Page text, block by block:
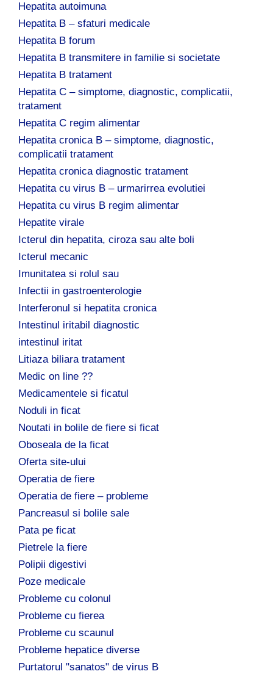
Hepatita autoimuna
Hepatita B – sfaturi medicale
Hepatita B forum
Hepatita B transmitere in familie si societate
Hepatita B tratament
Hepatita C – simptome, diagnostic, complicatii,
tratament
Hepatita C regim alimentar
Hepatita cronica B – simptome, diagnostic,
complicatii tratament
Hepatita cronica diagnostic tratament
Hepatita cu virus B – urmarirrea evolutiei
Hepatita cu virus B regim alimentar
Hepatite virale
Icterul din hepatita, ciroza sau alte boli
Icterul mecanic
Imunitatea si rolul sau
Infectii in gastroenterologie
Interferonul si hepatita cronica
Intestinul iritabil diagnostic
intestinul iritat
Litiaza biliara tratament
Medic on line ??
Medicamentele si ficatul
Noduli in ficat
Noutati in bolile de fiere si ficat
Oboseala de la ficat
Oferta site-ului
Operatia de fiere
Operatia de fiere – probleme
Pancreasul si bolile sale
Pata pe ficat
Pietrele la fiere
Polipii digestivi
Poze medicale
Probleme cu colonul
Probleme cu fierea
Probleme cu scaunul
Probleme hepatice diverse
Purtatorul "sanatos" de virus B